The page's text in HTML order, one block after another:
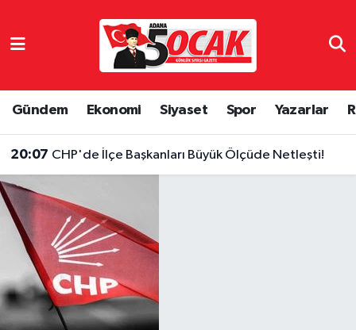
Gündem Ekonomi Siyaset Spor Yazarlar
20:07 CHP'de İlçe Başkanları Büyük Ölçüde Netleşti!
Eğitim
Ekonomi
Gündem
Hava Durumu
Son Dakika Haberleri
Haber Arşivi